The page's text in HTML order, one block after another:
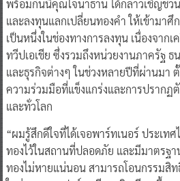
พร้อมกันนี้คุณโจนาธาน ได้กล่าวเชิญชว
และลงทุนแลกเปลี่ยนทองคำ ให้เข้ามาศึ
เป็นหนึ่งในช่องทางการลงทุน เนื่องจากเ
ทวีปเอเชีย ซึ่งรวมถึงหน่วยงานภาครัฐ ธ
และธุรกิจต่างๆ ในช่วงหลายปีที่ผ่านมา
ความร่วมมือที่แข็งแกร่งและการปรากฏตั
และทั่วโลก
“ผมรู้สึกดีใจที่ได้เจอพาร์ทเนอร์ ประเท
ทองไว้ในสถานที่ปลอดภัย และมีมาตรฐ
ทองไม่หายแน่นอน สามารถโอนกรรมสิ